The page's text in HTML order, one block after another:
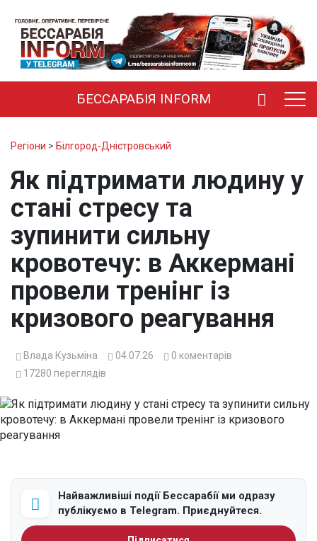
БЕССАРАБІЯ INFORM
Регіони > Білгород-Дністровський
Як підтримати людину у
стані стресу та
зупинити сильну
кровотечу: в Аккермані
провели тренінг із
кризового реагування
Влада Кузьміна 04.07.26 0 коментарів
17280 переглядів
Найважливіші події Бессарабії ми одразу
публікуємо в Telegram. Приєднуйтеся.